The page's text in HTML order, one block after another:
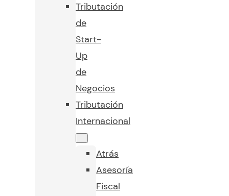
Tributación
de
Start-
Up
de
Negocios
Tributación
Internacional
Atrás
Asesoría
Fiscal